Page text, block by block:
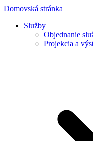
Domovská stránka
Služby
Objednanie
Projekcia a